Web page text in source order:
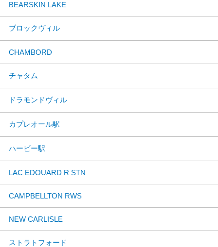
BEARSKIN LAKE
ブロックヴィル
CHAMBORD
チャタム
ドラモンドヴィル
カプレオール駅
ハービー駅
LAC EDOUARD R STN
CAMPBELLTON RWS
NEW CARLISLE
ストラトフォード